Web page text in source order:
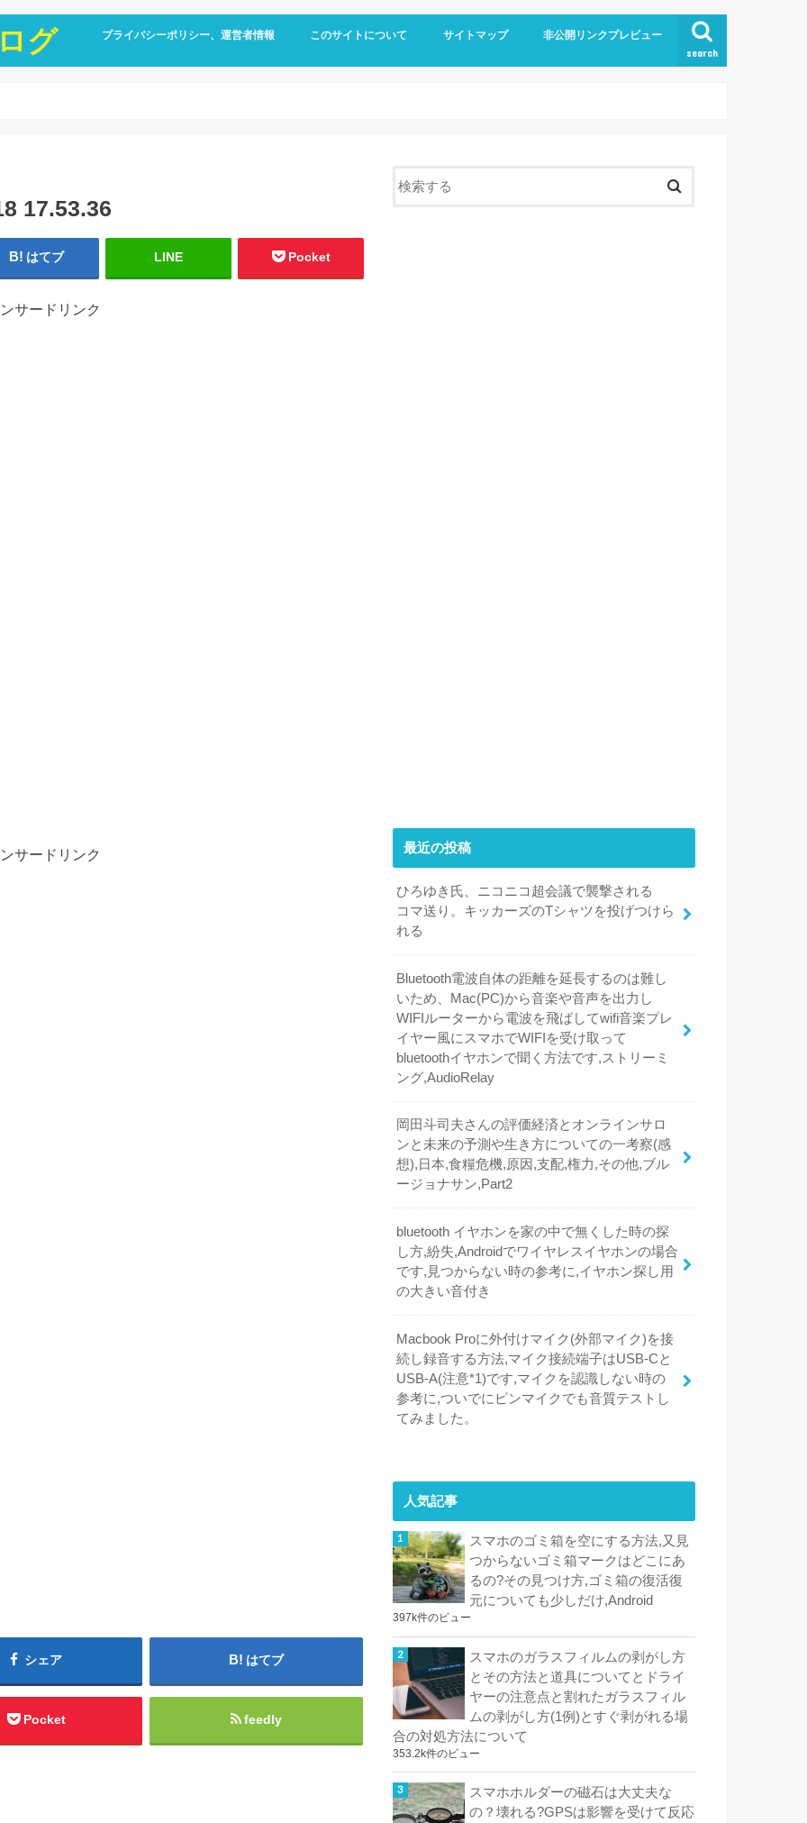
グ search
プライバシーポリシー、運営者情報 このサイトについて サイトマップ 非公開リンクプレビュー
17.53.36
はてブ LINE Pocket
サードリンク
サードリンク
シェア はてブ
Pocket feedly
最近の投稿
ひろゆき氏、ニコニコ超会議で襲撃される
コマ送り。キッカーズのTシャツを投げつけら
れる
Bluetooth電波自体の距離を延長するのは難し
いため、Mac(PC)から音楽や音声を出力し
WIFIルーターから電波を飛ばしてwifi音楽プレ
イヤー風にスマホでWIFIを受け取って
bluetoothイヤホンで聞く方法です,ストリーミ
ング,AudioRelay
岡田斗司夫さんの評価経済とオンラインサロ
ンと未来の予測や生き方についての一考察(感
想),日本,食糧危機,原因,支配,権力,その他,ブル
ージョナサン,Part2
bluetooth イヤホンを家の中で無くした時の探
し方,紛失,Androidでワイヤレスイヤホンの場合
です,見つからない時の参考に,イヤホン探し用
の大きい音付き
Macbook Proに外付けマイク(外部マイク)を接
続し録音する方法,マイク接続端子はUSB-Cと
USB-A(注意*1)です,マイクを認識しない時の
参考に,ついでにピンマイクでも音質テストし
てみました。
人気記事
スマホのゴミ箱を空にする方法,又見
つからないゴミ箱マークはどこにあ
るの?その見つけ方,ゴミ箱の復活復
元についても少しだけ,Android
397k件のビュー
スマホのガラスフィルムの剥がし方
とその方法と道具についてとドライ
ヤーの注意点と割れたガラスフィル
ムの剥がし方(1例)とすぐ剥がれる場
合の対処方法について
353.2k件のビュー
スマホホルダーの磁石は大丈夫な
の？壊れる?GPSは影響を受けて反応